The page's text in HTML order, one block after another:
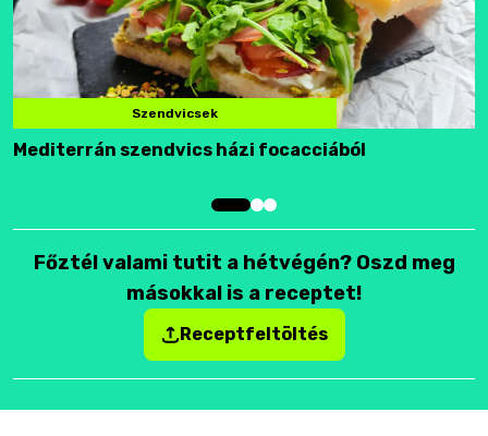
Szendvicsek
Mediterrán szendvics házi focacciából
Főztél valami tutit a hétvégén? Oszd meg
másokkal is a receptet!
Receptfeltöltés